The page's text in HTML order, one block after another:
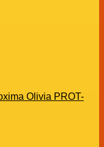
Olivia PROT-